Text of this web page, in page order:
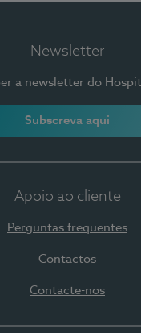
Newsletter
a newsletter do
Subscreva aqui
Apoio ao cliente
Perguntas frequentes
Contactos
Contacte-nos